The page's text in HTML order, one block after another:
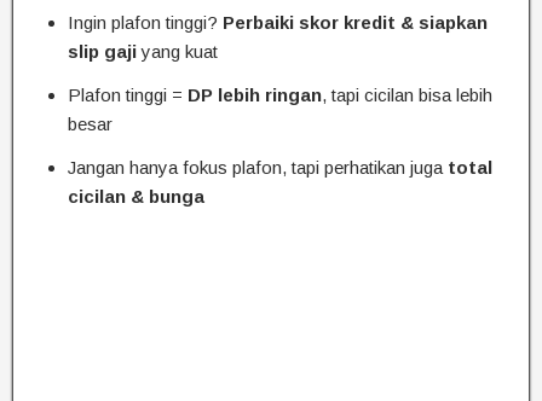
Ingin plafon tinggi? Perbaiki skor kredit & siapkan
slip gajiyang kuat
Plafon tinggi = DP lebih ringan, tapi cicilan bisa lebih
besar
Jangan hanya fokus plafon, tapi perhatikan juga total
cicilan & bunga